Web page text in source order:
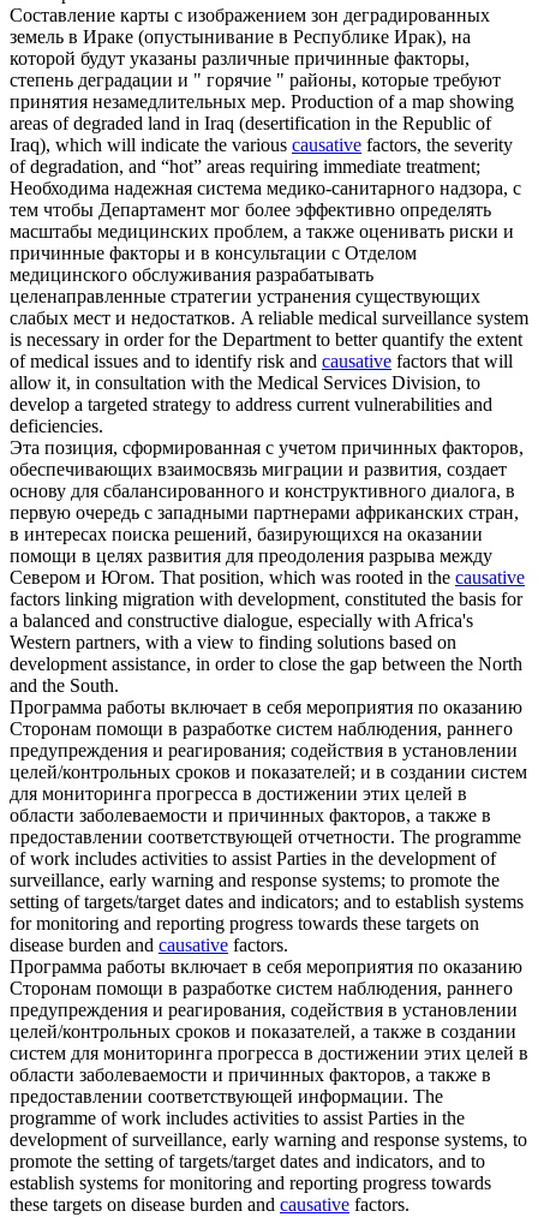
Составление карты с изображением зон деградированных
земель в Ираке (опустынивание в Республике Ирак), на
которой будут указаны различные причинные факторы,
степень деградации и " горячие " районы, которые требуют
принятия незамедлительных мер. Production of a map showing
areas of degraded land in Iraq (desertification in the Republic of
Iraq), which will indicate the various causative factors, the severity
of degradation, and “hot” areas requiring immediate treatment;
Необходима надежная система медико-санитарного надзора, с
тем чтобы Департамент мог более эффективно определять
масштабы медицинских проблем, а также оценивать риски и
причинные факторы и в консультации с Отделом
медицинского обслуживания разрабатывать
целенаправленные стратегии устранения существующих
слабых мест и недостатков. A reliable medical surveillance system
is necessary in order for the Department to better quantify the extent
of medical issues and to identify risk and causative factors that will
allow it, in consultation with the Medical Services Division, to
develop a targeted strategy to address current vulnerabilities and
deficiencies.
Эта позиция, сформированная с учетом причинных факторов,
обеспечивающих взаимосвязь миграции и развития, создает
основу для сбалансированного и конструктивного диалога, в
первую очередь с западными партнерами африканских стран,
в интересах поиска решений, базирующихся на оказании
помощи в целях развития для преодоления разрыва между
Севером и Югом. That position, which was rooted in the causative
factors linking migration with development, constituted the basis for
a balanced and constructive dialogue, especially with Africa's
Western partners, with a view to finding solutions based on
development assistance, in order to close the gap between the North
and the South.
Программа работы включает в себя мероприятия по оказанию
Сторонам помощи в разработке систем наблюдения, раннего
предупреждения и реагирования; содействия в установлении
целей/контрольных сроков и показателей; и в создании систем
для мониторинга прогресса в достижении этих целей в
области заболеваемости и причинных факторов, а также в
предоставлении соответствующей отчетности. The programme
of work includes activities to assist Parties in the development of
surveillance, early warning and response systems; to promote the
setting of targets/target dates and indicators; and to establish systems
for monitoring and reporting progress towards these targets on
disease burden and causative factors.
Программа работы включает в себя мероприятия по оказанию
Сторонам помощи в разработке систем наблюдения, раннего
предупреждения и реагирования, содействия в установлении
целей/контрольных сроков и показателей, а также в создании
систем для мониторинга прогресса в достижении этих целей в
области заболеваемости и причинных факторов, а также в
предоставлении соответствующей информации. The
programme of work includes activities to assist Parties in the
development of surveillance, early warning and response systems, to
promote the setting of targets/target dates and indicators, and to
establish systems for monitoring and reporting progress towards
these targets on disease burden and causative factors.